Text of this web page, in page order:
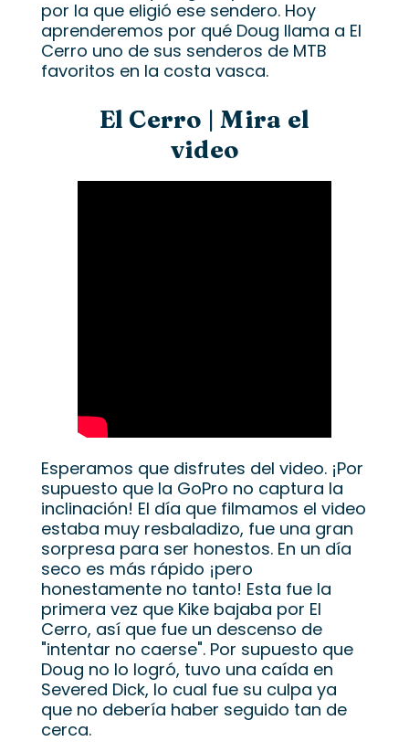
por la que eligió ese sendero. Hoy
aprenderemos por qué Doug llama a El
Cerro uno de sus senderos de MTB
favoritos en la costa vasca.
El Cerro | Mira el
video
Esperamos que disfrutes del video. ¡Por
supuesto que la GoPro no captura la
inclinación! El día que filmamos el video
estaba muy resbaladizo, fue una gran
sorpresa para ser honestos. En un día
seco es más rápido ¡pero
honestamente no tanto! Esta fue la
primera vez que Kike bajaba por El
Cerro, así que fue un descenso de
"intentar no caerse". Por supuesto que
Doug no lo logró, tuvo una caída en
Severed Dick, lo cual fue su culpa ya
que no debería haber seguido tan de
cerca.